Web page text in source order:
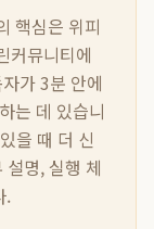
핵심은 위피
커뮤니티에
가 3분 안에
는 데 있습니
을 때 더 신
명, 실행 체
.